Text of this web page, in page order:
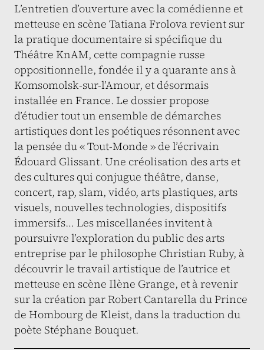
L’entretien d’ouverture avec la comédienne et
metteuse en scène Tatiana Frolova revient sur
la pratique documentaire si spécifique du
Théâtre KnAM, cette compagnie russe
oppositionnelle, fondée il y a quarante ans à
Komsomolsk-sur-l’Amour, et désormais
installée en France. Le dossier propose
d’étudier tout un ensemble de démarches
artistiques dont les poétiques résonnent avec
la pensée du « Tout-Monde » de l’écrivain
Édouard Glissant. Une créolisation des arts et
des cultures qui conjugue théâtre, danse,
concert, rap, slam, vidéo, arts plastiques, arts
visuels, nouvelles technologies, dispositifs
immersifs… Les miscellanées invitent à
poursuivre l’exploration du public des arts
entreprise par le philosophe Christian Ruby, à
découvrir le travail artistique de l’autrice et
metteuse en scène Ilène Grange, et à revenir
sur la création par Robert Cantarella du Prince
de Hombourg de Kleist, dans la traduction du
poète Stéphane Bouquet.